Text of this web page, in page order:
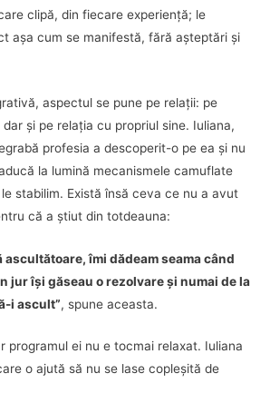
clipă, din fiecare experienţă; le
aşa cum se manifestă, fără aşteptări şi
aspectul se pune pe relaţii: pe
şi pe relaţia cu propriul sine. Iuliana,
profesia a descoperit-o pe ea şi nu
la lumină mecanismele camuflate
stabilim. Există însă ceva ce nu a avut
că a ştiut din totdeauna:
ascultătoare, îmi dădeam seama când
jur îşi găseau o rezolvare şi numai de la
i ascult”, spune aceasta.
programul ei nu e tocmai relaxat. Iuliana
o ajută să nu se lase copleşită de